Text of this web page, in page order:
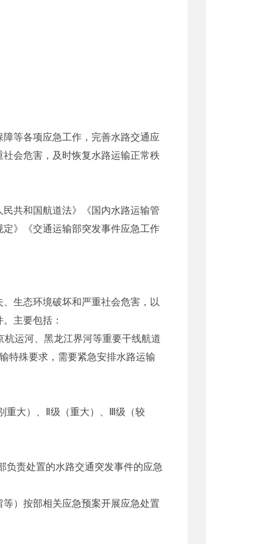
等各项应急工作，完善水路交通应
会危害，及时恢复水路运输正常秩
共和国航道法》《国内水路运输管
》《交通运输部突发事件应急工作
生态环境破坏和严重社会危害，以
主要包括：
运河、黑龙江界河等重要干线航道
特殊要求，需要紧急安排水路运输
大）、Ⅱ级（重大）、Ⅲ级（较
责处置的水路交通突发事件的应急
）按部相关应急预案开展应急处置